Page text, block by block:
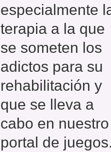
especialmente
terapia a la que
se someten los
adictos para su
rehabilitación y
que se lleva a
cabo en nuestro
portal de